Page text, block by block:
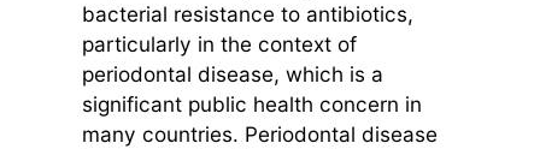
bacterial resistance to antibiotics,
particularly in the context of
periodontal disease, which is a
significant public health concern in
many countries. Periodontal disease